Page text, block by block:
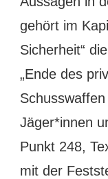
gehört im
Sicherheit“
„Ende des
Jäger*innen
Punkt 248,
mit der